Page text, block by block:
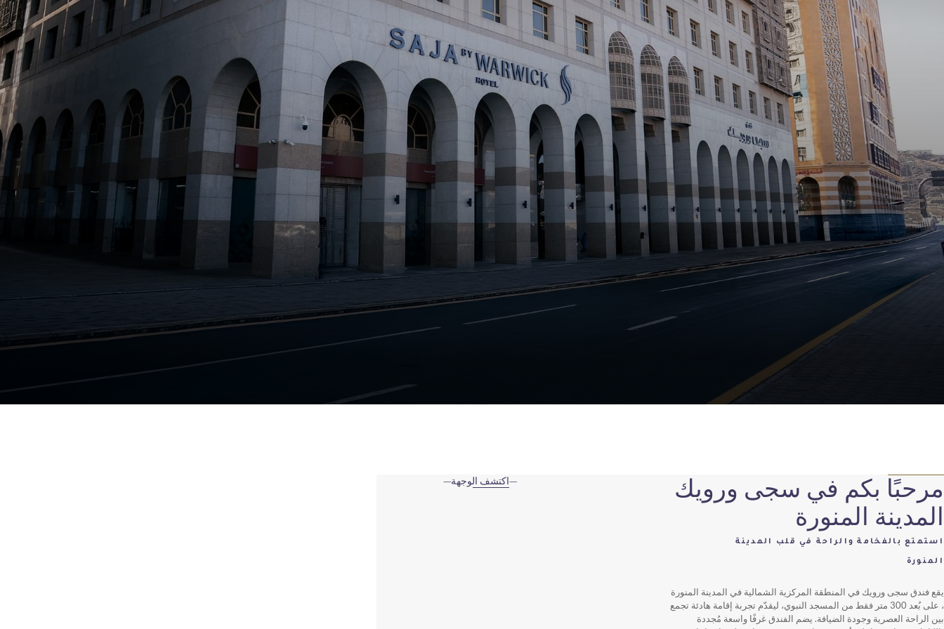
مرحبًا بكم في سجى ورويك
المدينة المنورة
استمتع بالفخامة والراحة في قلب المدينة
المنورة
يقع فندق سجى ورويك في المنطقة المركزية الشمالية في المدينة المنورة
، على بُعد 300 متر فقط من المسجد النبوي، ليقدّم تجربة إقامة هادئة تجمع
بين الراحة العصرية وجودة الضيافة. يضم الفندق غرفًا واسعة مُجددة
اكتشف الوجهة